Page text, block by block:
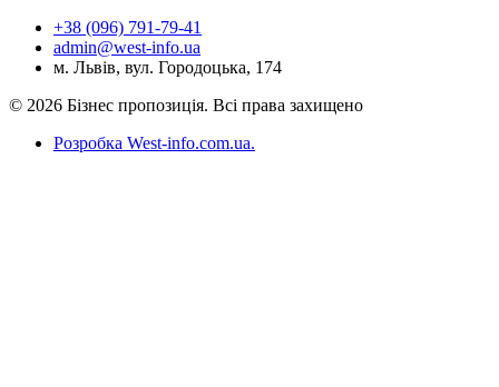
+38 (096) 791-79-41
admin@west-info.ua
м. Львів, вул. Городоцька, 174
© 2026 Бізнес пропозиція. Всі права захищено
Розробка West-info.com.ua.